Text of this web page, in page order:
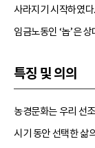
사라지기 시작하였
임금노동인 ‘놉’은
특징 및 의의
농경문화는 우리 선
시기 동안 선택한 삶